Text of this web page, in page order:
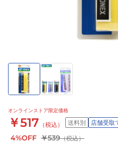
オンラインストア限定価格
￥517 （税込） 送料別 店舗受取
4%OFF ￥539（税込）